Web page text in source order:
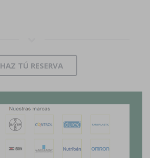
HAZ TÚ RESERVA